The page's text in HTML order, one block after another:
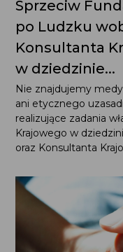
Sprzeciw
po Ludzku
Konsultanta
w dziedzinie...
Nie znajdujemy
ani etycznego
realizujące zadania
Krajowego w
oraz Konsultanta